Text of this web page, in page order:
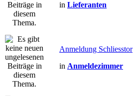
in Lieferanten
Anmeldung Schliesstor
in Anmeldezimmer